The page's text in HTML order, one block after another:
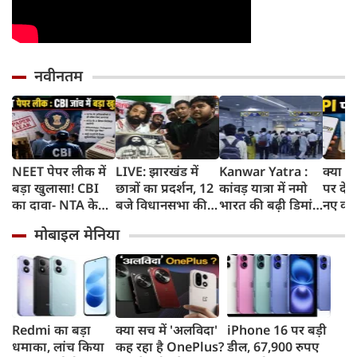
नवीनतम
NEET पेपर लीक में
बड़ा खुलासा! CBI
का दावा- NTA के
लीक किए थे प्रश्नपत्र
LIVE: झारखंड में
छात्रों का प्रदर्शन, 12
बजे विधानसभा की
Kanwar Yatra :
कांवड़ यात्रा में नमो
भारत की बढ़ी डिमांड,
कई स्टेशनों पर 50%
तक बढ़ी यात्रियों की
संख्या
क्या
पर
नए
शुल्क
मोबाइल मेनिया
Redmi का बड़ा
धमाका, लांच किया
क्या सच में 'अलविदा'
कह रहा है OnePlus?
iPhone 16 पर बड़ी
डील, 67,900 रुपए